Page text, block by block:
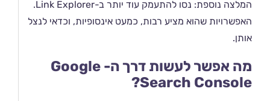
המלצה נוספת: נסו להתעמק עוד יותר ב-Link Explorer.
האפשרויות שהוא מציע רבות, כמעט אינסופיות, וכדאי לנצל
אותן.
מה אפשר לעשות דרך ה- Google
Search Console?